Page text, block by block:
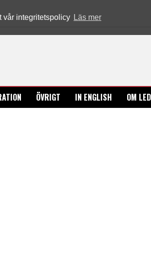
vår integritetspolicy Läs mer
ÖVRIGT IN ENGLISH OM